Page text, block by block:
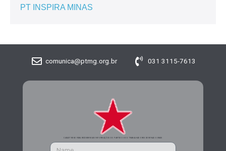
PT INSPIRA MINAS
comunica@ptmg.org.br 031 3115-7613
CADASTRE-SE PARA RECEBER MAIS INFORMAÇÕES DO PARTIDO DOS TRABALHADORES DE MINAS GERAIS